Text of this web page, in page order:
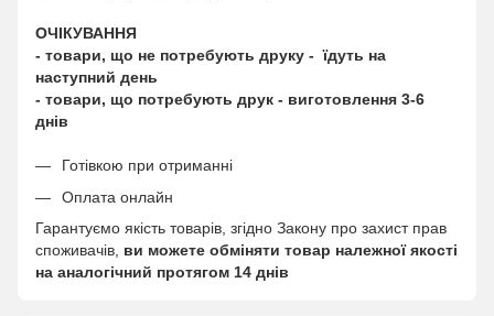
ОЧІКУВАННЯ
- товари, що не потребують друку - їдуть на
наступний день
- товари, що потребують друк - виготовлення 3-6
днів
Готівкою при отриманні
Оплата онлайн
Гарантуємо якість товарів, згідно Закону про захист прав
споживачів, ви можете обміняти товар належної якості
на аналогічний протягом 14 днів